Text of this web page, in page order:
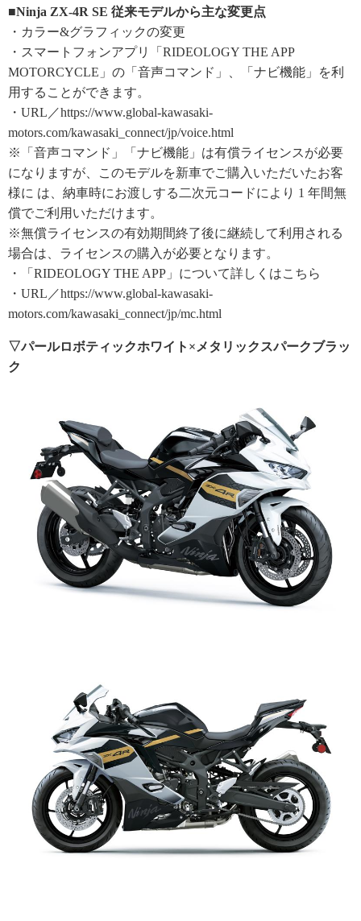
■Ninja ZX-4R SE 従来モデルから主な変更点
・カラー&グラフィックの変更
・スマートフォンアプリ「RIDEOLOGY THE APP
MOTORCYCLE」の「音声コマンド」、「ナビ機能」を利
用することができます。
・URL／https://www.global-kawasaki-
motors.com/kawasaki_connect/jp/voice.html
※「音声コマンド」「ナビ機能」は有償ライセンスが必要
になりますが、このモデルを新車でご購入いただいたお客
様に は、納車時にお渡しする二次元コードにより 1 年間無
償でご利用いただけます。
※無償ライセンスの有効期間終了後に継続して利用される
場合は、ライセンスの購入が必要となります。
・「RIDEOLOGY THE APP」について詳しくはこちら
・URL／https://www.global-kawasaki-
motors.com/kawasaki_connect/jp/mc.html
▽パールロボティックホワイト×メタリックスパークブラッ
ク